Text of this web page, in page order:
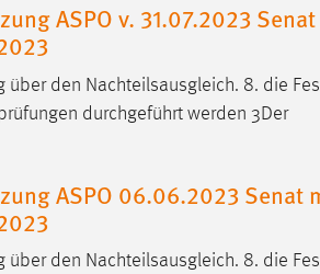
ASPO v. 31.07.2023
über den Nachteilsausgleich. 8. die
durchgeführt werden 3Der
ASPO 06.06.2023 Senat
über den Nachteilsausgleich. 8. die
_pk_ses